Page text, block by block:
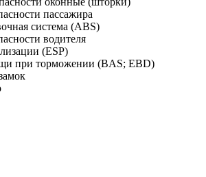
пассажира
система (ABS)
водителя
(ESP)
при торможении (BAS; EBD)